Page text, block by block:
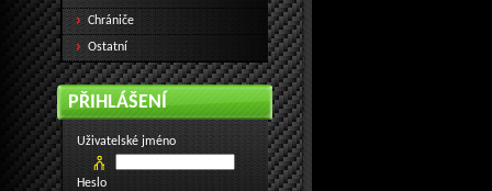
Chrániče
Ostatní
PŘIHLÁŠENÍ
Uživatelské jméno
Heslo